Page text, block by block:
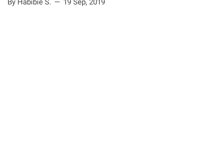
By Habibie S. 19 Sep, 2019